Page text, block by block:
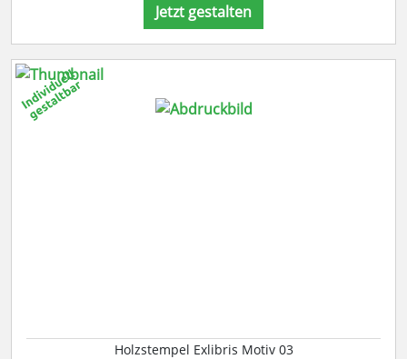
Jetzt gestalten
Holzstempel Exlibris Motiv 03